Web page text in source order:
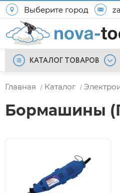
Выберите город
КАТАЛОГ ТОВАРОВ
Главная / Каталог /
Бормашины